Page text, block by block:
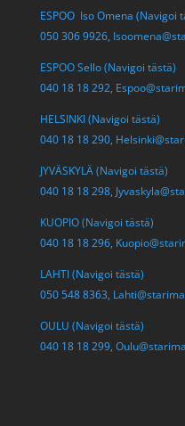
ESPOO Iso Omena (Navigoi
050 306 9926,
ESPOO Sello (Navigoi tästä)
040 18 18 292,
HELSINKI (Navigoi tästä)
040 18 18 290,
JYVÄSKYLÄ (Navigoi tästä)
040 18 18 298,
KUOPIO (Navigoi tästä)
040 18 18 296,
LAHTI (Navigoi tästä)
050 548 8363,
OULU (Navigoi tästä)
040 18 18 299,